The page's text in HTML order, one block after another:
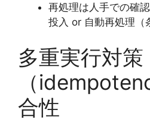
再処理は人手での確
投入 or 自動再処理（
多重実行対策
（
合性